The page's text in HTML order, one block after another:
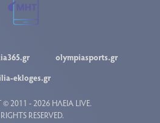
olympiasports.gr
ekloges.gr
© 2011 - 2026 ΗΛΕΙΑ LIVE.
RESERVED.